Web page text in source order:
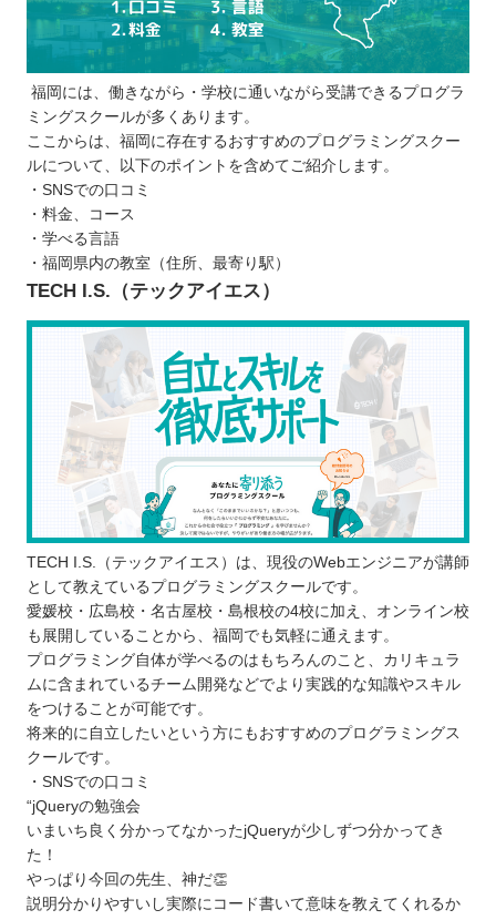
福岡には、働きながら・学校に通いながら受講できるプログラ
ミングスクールが多くあります。
ここからは、福岡に存在するおすすめのプログラミングスクー
ルについて、以下のポイントを含めてご紹介します。
・SNSでの口コミ
・料金、コース
・学べる言語
・福岡県内の教室（住所、最寄り駅）
TECH I.S.（テックアイエス）
TECH I.S.（テックアイエス）は、現役のWebエンジニアが講師
として教えているプログラミングスクールです。
愛媛校・広島校・名古屋校・島根校の4校に加え、オンライン校
も展開していることから、福岡でも気軽に通えます。
プログラミング自体が学べるのはもちろんのこと、カリキュラ
ムに含まれているチーム開発などでより実践的な知識やスキル
をつけることが可能です。
将来的に自立したいという方にもおすすめのプログラミングス
クールです。
・SNSでの口コミ
“jQueryの勉強会
いまいち良く分かってなかったjQueryが少しずつ分かってき
た！
やっぱり今回の先生、神だ👏
説明分かりやすいし実際にコード書いて意味を教えてくれるか